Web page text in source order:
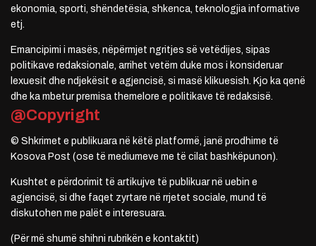
ekonomia, sporti, shëndetësia, shkenca, teknologjia informative
etj.
Emancipimi i masës, nëpërmjet ngritjes së vetëdijes, sipas
politikave redaksionale, arrihet vetëm duke mos i konsideruar
lexuesit dhe ndjekësit e agjencisë, si masë klikuesish. Kjo ka qenë
dhe ka mbetur premisa themelore e politikave të redaksisë.
@Copyright
© Shkrimet e publikuara në këtë platformë, janë prodhime të
Kosova Post (ose të mediumeve me të cilat bashkëpunon).
Kushtet e përdorimit të artikujve të publikuar në uebin e
agjencisë, si dhe faqet zyrtare në rrjetet sociale, mund të
diskutohen me palët e interesuara.
(Për më shumë shihni rubrikën e kontaktit)